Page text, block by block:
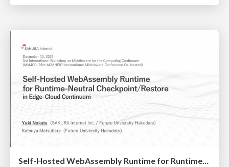
Self-Hosted WebAssembly Runtime for Runtime-Neutral Checkpoint/Restore in Edge–Cloud Continuum